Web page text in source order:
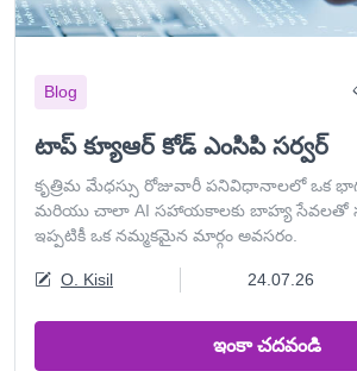
Blog
టాప్ క్యూఆర్ కోడ్ ఎంసిపి సర్వర్
కృత్రిమ మేధస్సు రోజువారీ పనివిధానాలలో ఒక
మరియు చాలా AI సహాయకాలకు బాహ్య సేవలతో
ఇప్పటికీ ఒక నమ్మకమైన మార్గం అవసరం.
O. Kisil 24.07.26
ఇంకా చదవండి